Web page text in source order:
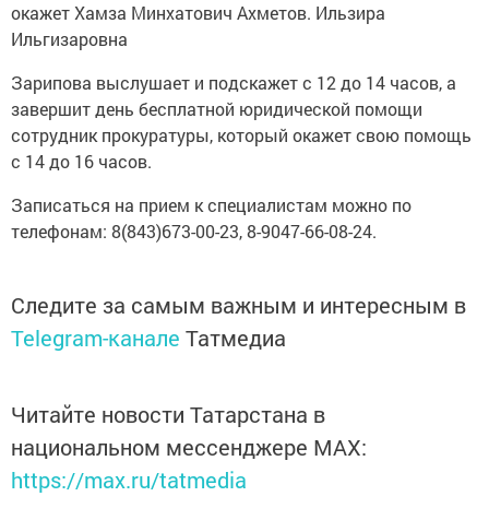
окажет Хамза Минхатович Ахметов. Ильзира
Ильгизаровна
Зарипова выслушает и подскажет с 12 до 14 часов, а
завершит день бесплатной юридической помощи
сотрудник прокуратуры, который окажет свою помощь
с 14 до 16 часов.
Записаться на прием к специалистам можно по
телефонам: 8(843)673-00-23, 8-9047-66-08-24.
Следите за самым важным и интересным в
Telegram-канале Татмедиа
Читайте новости Татарстана в
национальном мессенджере MАХ:
https://max.ru/tatmedia